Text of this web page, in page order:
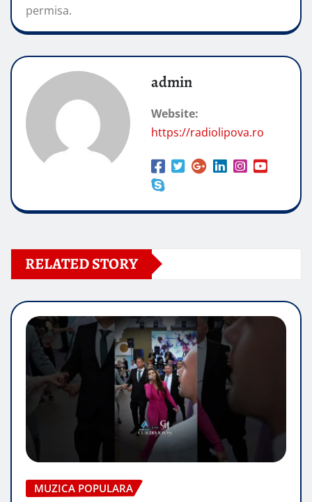
permisa.
admin
Website:
https://radiolipova.ro
RELATED STORY
MUZICA POPULARA